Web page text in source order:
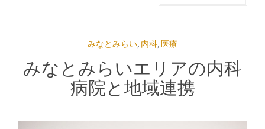
みなとみらい, 内科, 医療
みなとみらいエリアの内科
病院と地域連携